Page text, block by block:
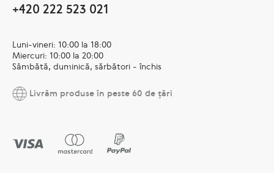
+420 222 523 021
Luni-vineri: 10:00 la 18:00
Miercuri: 10:00 la 20:00
Sâmbătă, duminică, sărbători - închis
Livrăm produse în peste 60 de țări